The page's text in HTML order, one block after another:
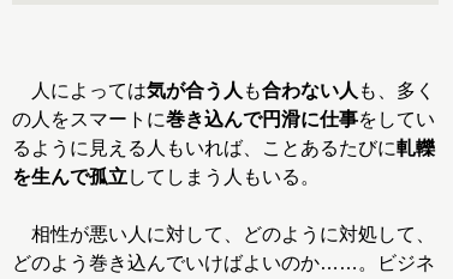
人によっては気が合う人 も合わない人 も、多く
の人をスマートに巻き込んで円滑に仕事をしてい
るように見える人もいれば、ことあるたびに軋轢
を生んで孤立 してしまう人もいる。
相性が悪い人に対して、どのように対処して、
どのよう巻き込んでいけばよいのか……。ビジネ